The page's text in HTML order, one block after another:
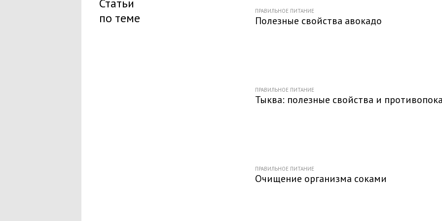
Статьи
по теме
ПРАВИЛЬНОЕ ПИТАНИЕ
Полезные свойства авокадо
ПРАВИЛЬНОЕ ПИТАНИЕ
Тыква: полезные свойства и
ПРАВИЛЬНОЕ ПИТАНИЕ
Очищение организма соками